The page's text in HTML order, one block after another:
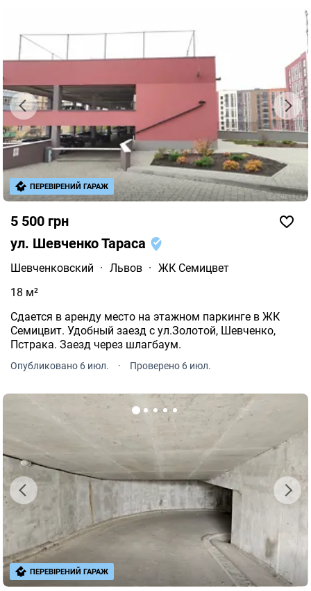
5 500 грн
ул. Шевченко Тараса
Шевченковский · Львов · ЖК Семицвет
18 м²
Сдается в аренду место на этажном паркинге в ЖК
Семицвит. Удобный заезд с ул.Золотой, Шевченко,
Пстрака. Заезд через шлагбаум.
Опубликовано 6 июл. · Проверено 6 июл.
ПЕРЕВІРЕНИЙ ГАРАЖ
ПЕРЕВІРЕНИЙ ГАРАЖ